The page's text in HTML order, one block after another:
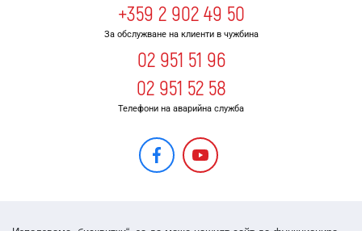
+359 2 902 49 50
За обслужване на клиенти в чужбина
02 951 51 96
02 951 52 58
Телефони на аварийна служба